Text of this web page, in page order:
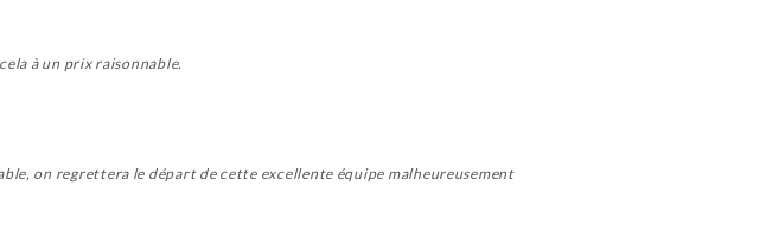
à un prix raisonnable.
on regrettera le départ de cette excellente équipe malheureusement